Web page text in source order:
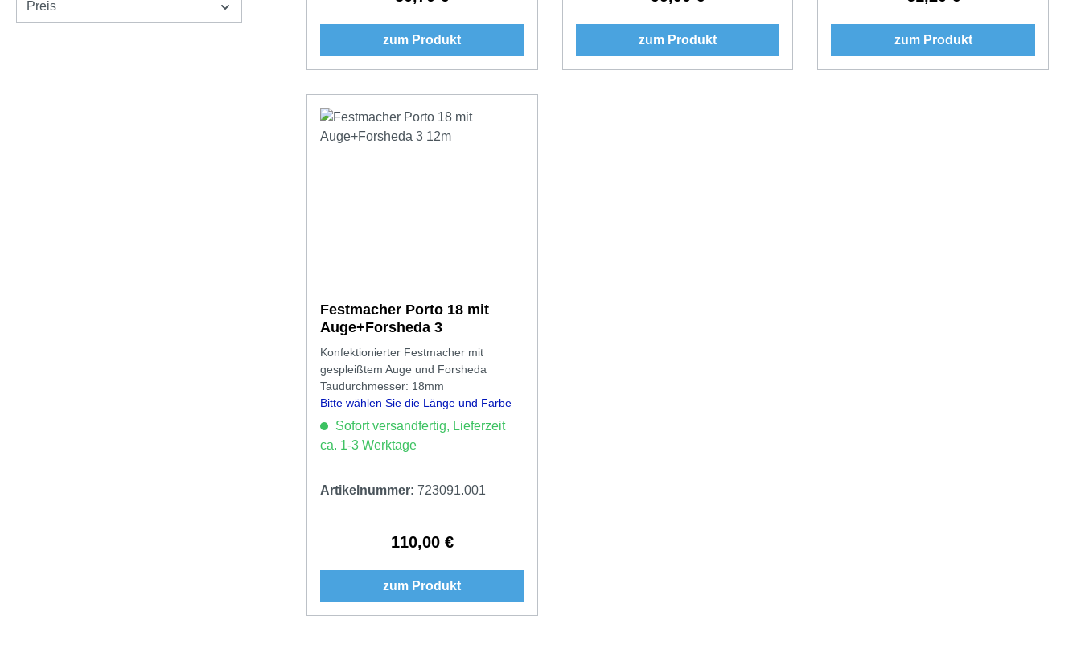
Preis
zum Produkt zum Produkt zum Produkt
Festmacher Porto 18 mit
Auge+Forsheda 3
Konfektionierter Festmacher mit
gespleißtem Auge und Forsheda
Taudurchmesser: 18mm
Bitte wählen Sie die Länge und Farbe
aus.Sofort versandfertig, Lieferzeit
ca. 1-3 Werktage
Artikelnummer: 723091.001
Regulärer Preis:
110,00 €
zum Produkt